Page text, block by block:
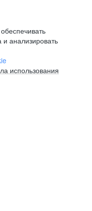
анализировать
использования